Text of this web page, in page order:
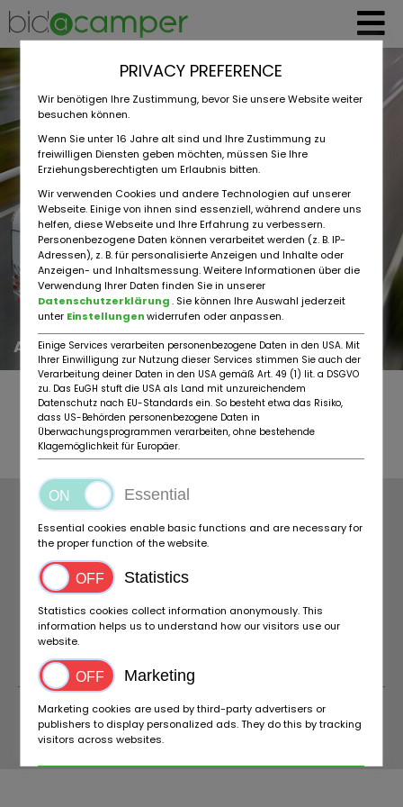
AvD Ratgeber
AZIENDE
TERMINI
IMPRONTA
IMPOSTAZIONI DEI COOKIE
NOTIZIA
CONTATTO
© 2026 BIDACAMPER
PRIVACY PREFERENCE
Wir benötigen Ihre Zustimmung, bevor Sie unsere Website weiter
besuchen können.
Wenn Sie unter 16 Jahre alt sind und Ihre Zustimmung zu
freiwilligen Diensten geben möchten, müssen Sie Ihre
Erziehungsberechtigten um Erlaubnis bitten.
Wir verwenden Cookies und andere Technologien auf unserer
Webseite. Einige von ihnen sind essenziell, während andere uns
helfen, diese Webseite und Ihre Erfahrung zu verbessern.
Personenbezogene Daten können verarbeitet werden (z. B. IP-
Adressen), z. B. für personalisierte Anzeigen und Inhalte oder
Anzeigen- und Inhaltsmessung. Weitere Informationen über die
Verwendung Ihrer Daten finden Sie in unserer
Datenschutzerklärung. Sie können Ihre Auswahl jederzeit
unter Einstellungenwiderrufen oder anpassen.
Einige Services verarbeiten personenbezogene Daten in den USA. Mit
Ihrer Einwilligung zur Nutzung dieser Services stimmen Sie auch der
Verarbeitung deiner Daten in den USA gemäß Art. 49 (1) lit. a DSGVO
zu. Das EuGH stuft die USA als Land mit unzureichendem
Datenschutz nach EU-Standards ein. So besteht etwa das Risiko,
dass US-Behörden personenbezogene Daten in
Überwachungsprogrammen verarbeiten, ohne bestehende
Klagemöglichkeit für Europäer.
Essential
Essential cookies enable basic functions and are necessary for
the proper function of the website.
Statistics
Statistics cookies collect information anonymously. This
information helps us to understand how our visitors use our
website.
Marketing
Marketing cookies are used by third-party advertisers or
publishers to display personalized ads. They do this by tracking
visitors across websites.